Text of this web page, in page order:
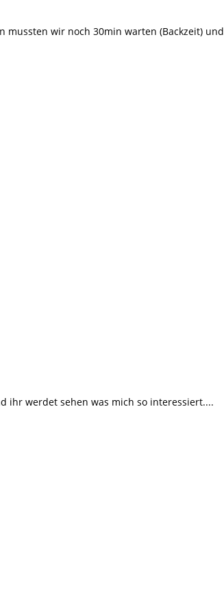
wir noch 30min warten (Backzeit)
ihr werdet sehen was mich so interessiert....